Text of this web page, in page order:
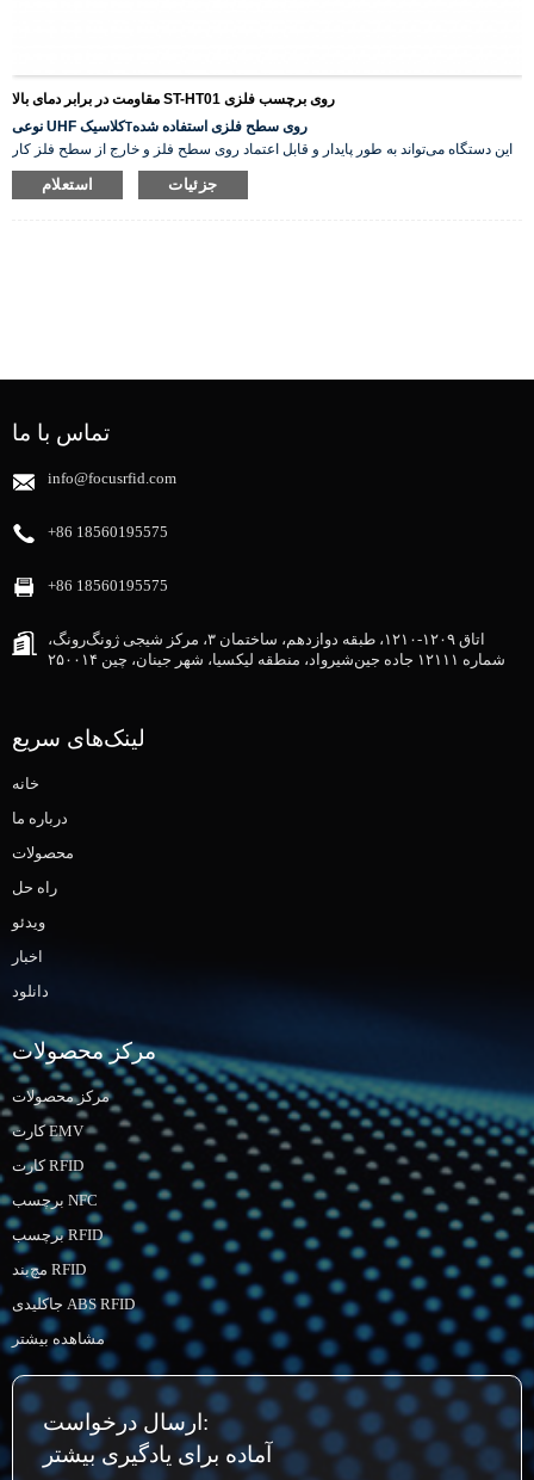
مقاومت در برابر دمای بالا ST-HT01 روی برچسب فلزی
نوعی UHF کلاسیکTروی سطح فلزی استفاده شده
این دستگاه می‌تواند به طور پایدار و قابل اعتماد روی سطح فلز و خارج از سطح فلز کار
استعلام جزئیات
تماس با ما
info@focusrfid.com
‎+86 18560195575‎
‎+86 18560195575‎
اتاق ۱۲۰۹-۱۲۱۰، طبقه دوازدهم، ساختمان ۳، مرکز شیجی ژونگ‌رونگ،
شماره ۱۲۱۱۱ جاده جین‌شیرواد، منطقه لیکسیا، شهر جینان، چین ۲۵۰۰۱۴
لینک‌های سریع
خانه
درباره ما
محصولات
راه حل
ویدئو
اخبار
دانلود
مرکز محصولات
مرکز محصولات
کارت EMV
کارت RFID
برچسب NFC
برچسب RFID
مچ‌بند RFID
جاکلیدی ABS RFID
مشاهده بیشتر
ارسال درخواست:
آماده برای یادگیری بیشتر